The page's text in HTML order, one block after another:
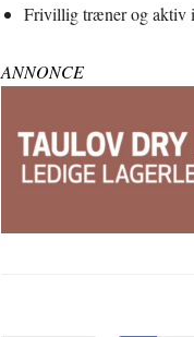
Frivillig træner og aktiv
ANNONCE